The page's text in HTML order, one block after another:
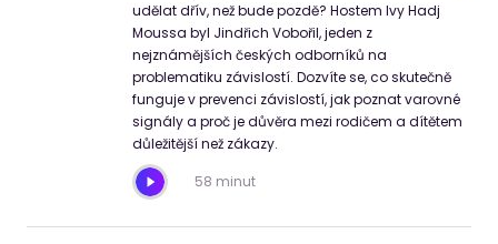
udělat dřív, než bude pozdě? Hostem Ivy Hadj
Moussa byl Jindřich Vobořil, jeden z
nejznámějších českých odborníků na
problematiku závislostí. Dozvíte se, co skutečně
funguje v prevenci závislostí, jak poznat varovné
signály a proč je důvěra mezi rodičem a dítětem
důležitější než zákazy.
58 minut